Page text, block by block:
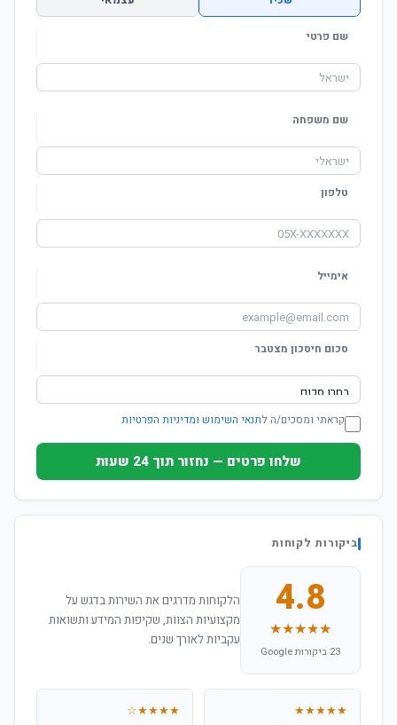
שם פרטי
שם משפחה
טלפון
אימייל
סכום חיסכון מצטבר
קראתי ומסכים/ה לתנאי השימוש ומדיניות הפרטיות
שלחו פרטים — נחזור תוך 24 שעות
ביקורות לקוחות
4.8
★★★★★
23 ביקורות Google
הלקוחות מדרגים את השירות בדגש על
מקצועיות הצוות, שקיפות המידע ותשואות
עקביות לאורך שנים.
★★★★★
★★★★☆